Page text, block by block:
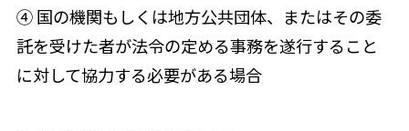
④ 国の機関もしくは地方公共団体、またはその委
託を受けた者が法令の定める事務を遂行すること
に対して協力する必要がある場合